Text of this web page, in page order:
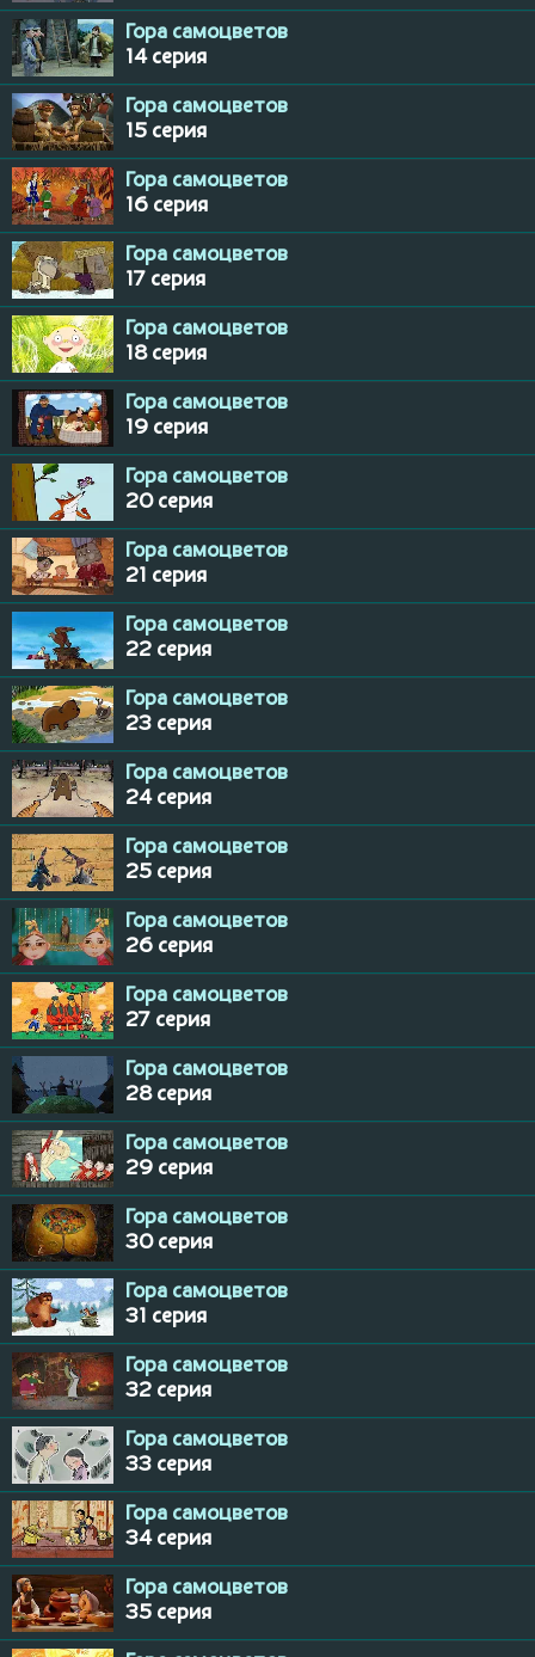
Гора самоцветов
14 серия
Гора самоцветов
15 серия
Гора самоцветов
16 серия
Гора самоцветов
17 серия
Гора самоцветов
18 серия
Гора самоцветов
19 серия
Гора самоцветов
20 серия
Гора самоцветов
21 серия
Гора самоцветов
22 серия
Гора самоцветов
23 серия
Гора самоцветов
24 серия
Гора самоцветов
25 серия
Гора самоцветов
26 серия
Гора самоцветов
27 серия
Гора самоцветов
28 серия
Гора самоцветов
29 серия
Гора самоцветов
30 серия
Гора самоцветов
31 серия
Гора самоцветов
32 серия
Гора самоцветов
33 серия
Гора самоцветов
34 серия
Гора самоцветов
35 серия